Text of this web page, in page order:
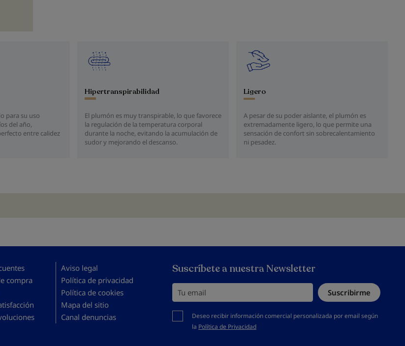
para su uso
del año,
entre calidez
Hipertranspirabilidad
El plumón es muy transpirable, lo que favorece
la regulación de la temperatura corporal
durante la noche, evitando la acumulación de
sudor y mejorando el descanso.
Ligero
A pesar de su poder aislante, el plumón es
extremadamente ligero, lo que permite una
sensación de confort sin sobrecalentamiento
ni pesadez.
compra
Aviso legal
Política de privacidad
Política de cookies
Mapa del sitio
Canal denuncias
Suscríbete a nuestra Newsletter
Tu email Suscribirme
Debes aceptar la política de privacidad
Deseo recibir información comercial personalizada por email según
la Política de Privacidad